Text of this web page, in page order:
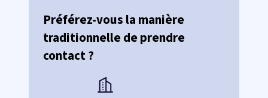
Préférez-vous la manière
traditionnelle de prendre
contact ?